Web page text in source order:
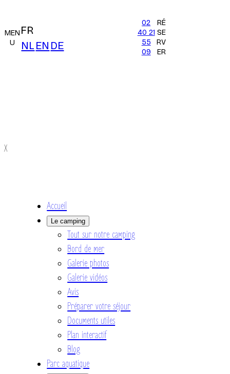
MEN
U
FR
NL EN DE
02
40 21
55
09
RÉ
SE
RV
ER
X
Accueil
Le camping
Tout sur notre camping
Bord de mer
Galerie photos
Galerie vidéos
Avis
Préparer votre séjour
Documents utiles
Plan interactif
Blog
Parc aquatique